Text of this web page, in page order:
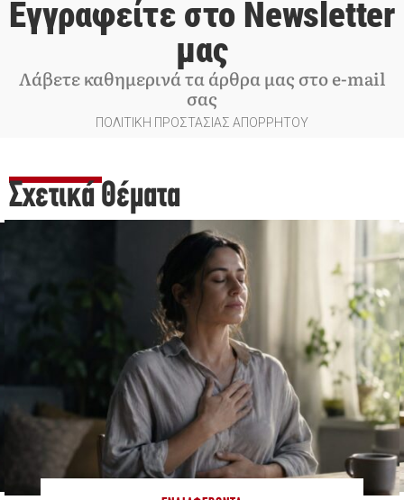
Εγγραφείτε στο Newsletter
μας
Λάβετε καθημερινά τα άρθρα μας στο e-mail
σας
ΠΟΛΙΤΙΚΗ ΠΡΟΣΤΑΣΙΑΣ ΑΠΟΡΡΗΤΟΥ
Σχετικά Θέματα